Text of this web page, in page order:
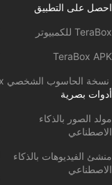
احصل على التطبيق
TeraBox للكمبيوتر
TeraBox APK
نسخة الحاسوب الشخصي TeraAIPix
أدوات بصرية
مولد الصور بالذكاء
الاصطناعي
منشئ الفيديوهات بالذكاء
الاصطناعي